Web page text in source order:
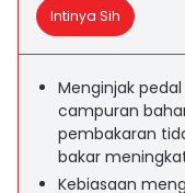
Intinya Sih
Menginjak
campuran
pembakaran
bakar
Kebiasaan